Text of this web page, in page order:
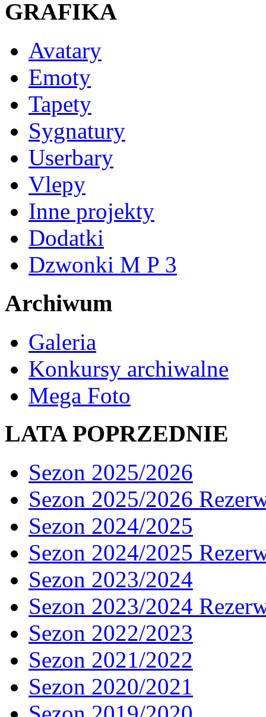
GRAFIKA
Avatary
Emoty
Tapety
Sygnatury
Userbary
Vlepy
Inne projekty
Dodatki
Dzwonki M P 3
Archiwum
Galeria
Konkursy archiwalne
Mega Foto
LATA POPRZEDNIE
Sezon 2025/2026
Sezon 2025/2026
Sezon 2024/2025
Sezon 2024/2025
Sezon 2023/2024
Sezon 2023/2024
Sezon 2022/2023
Sezon 2021/2022
Sezon 2020/2021